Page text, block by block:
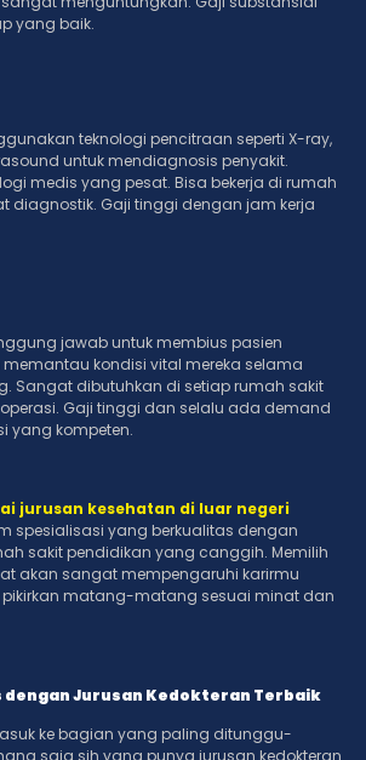
yang baik.
teknologi pencitraan seperti X-ray,
untuk mendiagnosis penyakit.
medis yang pesat. Bisa bekerja di rumah
diagnostik. Gaji tinggi dengan jam kerja
jawab untuk membius pasien
kondisi vital mereka selama
Sangat dibutuhkan di setiap rumah sakit
Gaji tinggi dan selalu ada demand
yang kompeten.
jurusan kesehatan di luar negeri
spesialisasi yang berkualitas dengan
sakit pendidikan yang canggih. Memilih
akan sangat mempengaruhi karirmu
matang-matang sesuai minat dan
Jurusan Kedokteran Terbaik
ke bagian yang paling ditunggu-
saja sih yang punya jurusan kedokteran